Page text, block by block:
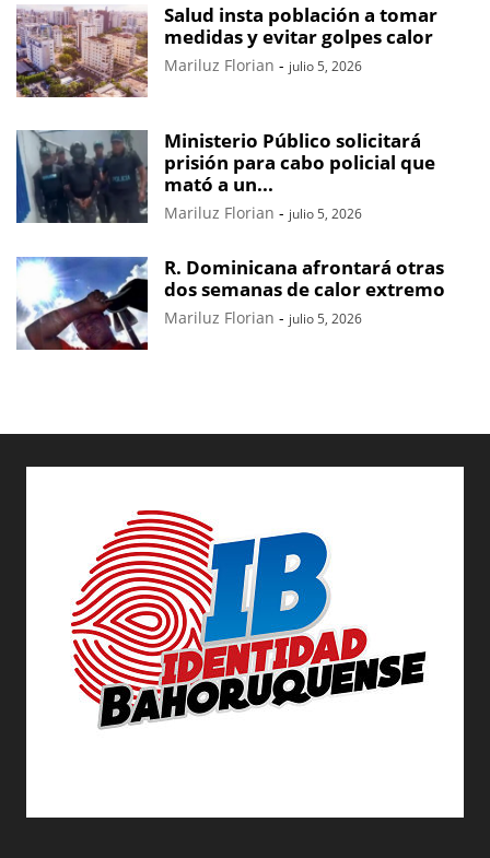
Salud insta población a tomar
medidas y evitar golpes calor
Mariluz Florian - julio 5, 2026
Ministerio Público solicitará
prisión para cabo policial que
mató a un...
Mariluz Florian - julio 5, 2026
R. Dominicana afrontará otras
dos semanas de calor extremo
Mariluz Florian - julio 5, 2026